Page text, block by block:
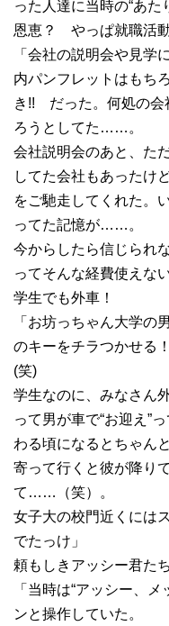
った人達に当時の“あた
恩恵？ やっぱ就職活
「会社の説明会や見学
内パンフレットはもち
き!! だった。何処の会
ろうとしてた……。
会社説明会のあと、た
してた会社もあったけ
をご馳走してくれた。
ってた記憶が……。
今からしたら信じられ
ってそんな経費使えな
学生でも外車！
「お坊っちゃん大学の
のキーをチラつかせる
(笑)
学生なのに、みなさん
って男が車で“お迎え”
わる頃になるとちゃん
寄って行くと彼が降り
て……（笑）。
女子大の校門近くには
でたっけ」
頼もしきアッシー君た
「当時は“アッシー、
ンと操作していた。